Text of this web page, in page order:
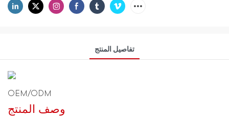
تفاصيل المنتج
OEM/ODM
وصف المنتج